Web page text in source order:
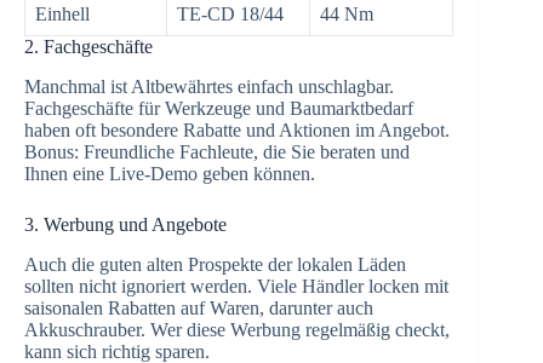
Einhell TE-CD 18/44
44 Nm
2. Fachgeschäfte
Manchmal ist Altbewährtes einfach unschlagbar.
Fachgeschäfte für Werkzeuge und Baumarktbedarf
haben oft besondere Rabatte und Aktionen im Angebot.
Bonus: Freundliche Fachleute, die Sie beraten und
Ihnen eine Live-Demo geben können.
3. Werbung und Angebote
Auch die guten alten Prospekte der lokalen Läden
sollten nicht ignoriert werden. Viele Händler locken mit
saisonalen Rabatten auf Waren, darunter auch
Akkuschrauber. Wer diese Werbung regelmäßig checkt,
kann sich richtig sparen.